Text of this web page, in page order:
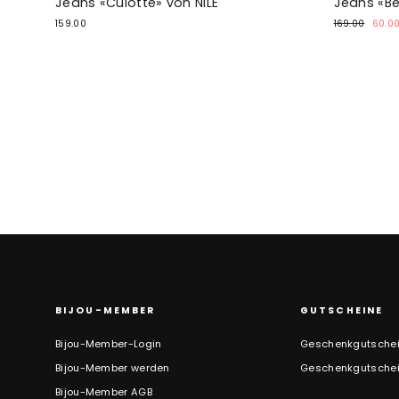
159.00
Normaler
169.00 60.00
BIJOU-MEMBER
Bijou-Member-Login
Bijou-Member werden
Bijou-Member AGB
GUTSCHEINE